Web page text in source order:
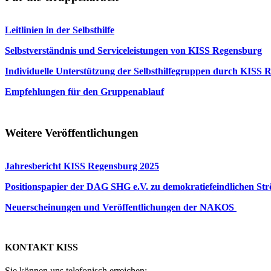
Leitlinien in der Selbsthilfe
Selbstverständnis und Serviceleistungen von KISS Regensburg
Individuelle Unterstützung der Selbsthilfegruppen durch KISS
Empfehlungen für den Gruppenablauf
Weitere Veröffentlichungen
Jahresbericht KISS Regensburg 2025
Positionspapier der DAG SHG e.V. zu demokratiefeindlichen
Neuerscheinungen und Veröffentlichungen der NAKOS
KONTAKT KISS